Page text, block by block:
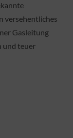
versehentliches
Gasleitung
und teuer